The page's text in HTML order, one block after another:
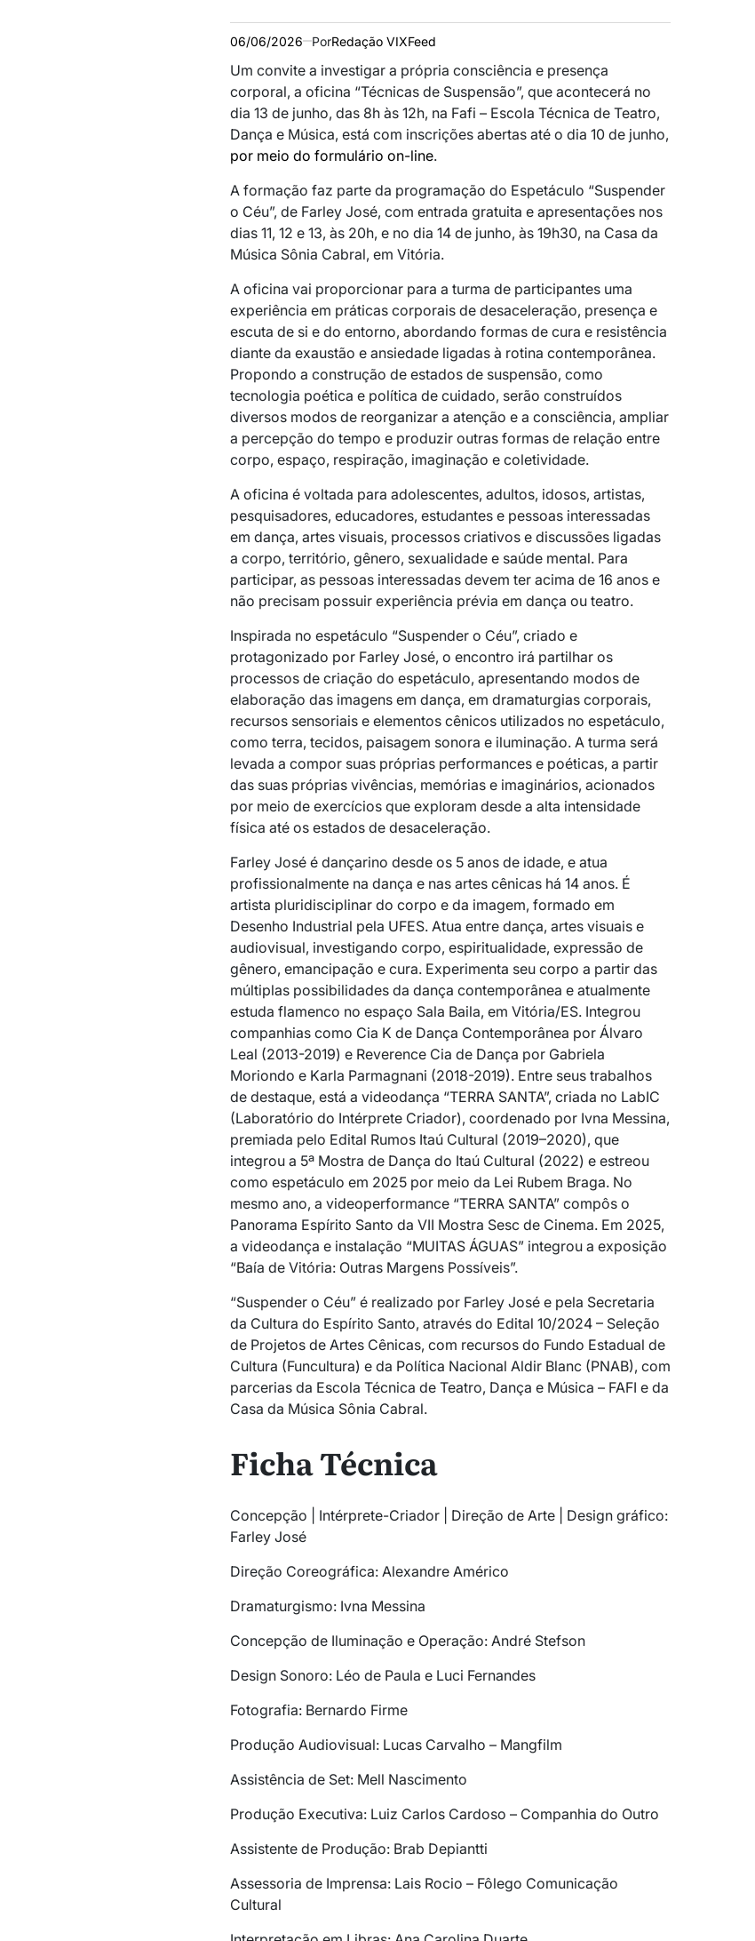
06/06/2026 PorRedação VIXFeed
Um convite a investigar a própria consciência e presença
corporal, a oficina “Técnicas de Suspensão”, que acontecerá no
dia 13 de junho, das 8h às 12h, na Fafi – Escola Técnica de Teatro,
Dança e Música, está com inscrições abertas até o dia 10 de junho,
por meio do formulário on-line.
A formação faz parte da programação do Espetáculo “Suspender
o Céu”, de Farley José, com entrada gratuita e apresentações nos
dias 11, 12 e 13, às 20h, e no dia 14 de junho, às 19h30, na Casa da
Música Sônia Cabral, em Vitória.
A oficina vai proporcionar para a turma de participantes uma
experiência em práticas corporais de desaceleração, presença e
escuta de si e do entorno, abordando formas de cura e resistência
diante da exaustão e ansiedade ligadas à rotina contemporânea.
Propondo a construção de estados de suspensão, como
tecnologia poética e política de cuidado, serão construídos
diversos modos de reorganizar a atenção e a consciência, ampliar
a percepção do tempo e produzir outras formas de relação entre
corpo, espaço, respiração, imaginação e coletividade.
A oficina é voltada para adolescentes, adultos, idosos, artistas,
pesquisadores, educadores, estudantes e pessoas interessadas
em dança, artes visuais, processos criativos e discussões ligadas
a corpo, território, gênero, sexualidade e saúde mental. Para
participar, as pessoas interessadas devem ter acima de 16 anos e
não precisam possuir experiência prévia em dança ou teatro.
Inspirada no espetáculo “Suspender o Céu”, criado e
protagonizado por Farley José, o encontro irá partilhar os
processos de criação do espetáculo, apresentando modos de
elaboração das imagens em dança, em dramaturgias corporais,
recursos sensoriais e elementos cênicos utilizados no espetáculo,
como terra, tecidos, paisagem sonora e iluminação. A turma será
levada a compor suas próprias performances e poéticas, a partir
das suas próprias vivências, memórias e imaginários, acionados
por meio de exercícios que exploram desde a alta intensidade
física até os estados de desaceleração.
Farley Joséé dançarino desde os 5 anos de idade, e atua
profissionalmente na dança e nas artes cênicas há 14 anos. É
artista pluridisciplinar do corpo e da imagem, formado em
Desenho Industrial pela UFES. Atua entre dança, artes visuais e
audiovisual, investigando corpo, espiritualidade, expressão de
gênero, emancipação e cura. Experimenta seu corpo a partir das
múltiplas possibilidades da dança contemporânea e atualmente
estuda flamenco no espaço Sala Baila, em Vitória/ES. Integrou
companhias como Cia K de Dança Contemporânea por Álvaro
Leal (2013-2019) e Reverence Cia de Dança por Gabriela
Moriondo e Karla Parmagnani (2018-2019). Entre seus trabalhos
de destaque, está a videodança “TERRA SANTA”, criada no LabIC
(Laboratório do Intérprete Criador), coordenado por Ivna Messina,
premiada pelo Edital Rumos Itaú Cultural (2019–2020), que
integrou a 5ª Mostra de Dança do Itaú Cultural (2022) e estreou
como espetáculo em 2025 por meio da Lei Rubem Braga. No
mesmo ano, a videoperformance “TERRA SANTA” compôs o
Panorama Espírito Santo da VII Mostra Sesc de Cinema. Em 2025,
a videodança e instalação “MUITAS ÁGUAS” integrou a exposição
“Baía de Vitória: Outras Margens Possíveis”.
“Suspender o Céu” é realizado por Farley José e pela Secretaria
da Cultura do Espírito Santo, através do Edital 10/2024– Seleção
de Projetos de Artes Cênicas, com recursos do Fundo Estadual de
Cultura (Funcultura) e da Política Nacional Aldir Blanc (PNAB), com
parcerias da Escola Técnica de Teatro, Dança e Música – FAFI e da
Casa da Música Sônia Cabral.
Ficha Técnica
Concepção | Intérprete-Criador | Direção de Arte | Design gráfico:
Farley José
Direção Coreográfica: Alexandre Américo
Dramaturgismo: Ivna Messina
Concepção de Iluminação e Operação: André Stefson
Design Sonoro: Léo de Paula e Luci Fernandes
Fotografia: Bernardo Firme
Produção Audiovisual: Lucas Carvalho – Mangfilm
Assistência de Set: Mell Nascimento
Produção Executiva: Luiz Carlos Cardoso – Companhia do Outro
Assistente de Produção: Brab Depiantti
Assessoria de Imprensa: Lais Rocio – Fôlego Comunicação
Cultural